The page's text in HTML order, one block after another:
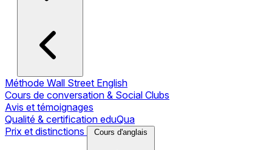
Méthode Wall Street English
Cours de conversation & Social Clubs
Avis et témoignages
Qualité & certification eduQua
Prix et distinctions
Cours d'anglais